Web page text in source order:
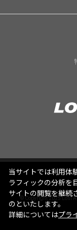
© Copyright 2025 Lost
当サイトでは利用体
ラフィックの分析を
サイトの閲覧を継続
のといたします。
詳細についてはプラ